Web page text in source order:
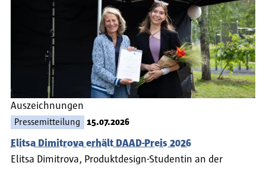
Auszeichnungen
Pressemitteilung 15.07.2026
Elitsa Dimitrova erhält DAAD-Preis 2026
Elitsa Dimitrova, Produktdesign-Studentin an der